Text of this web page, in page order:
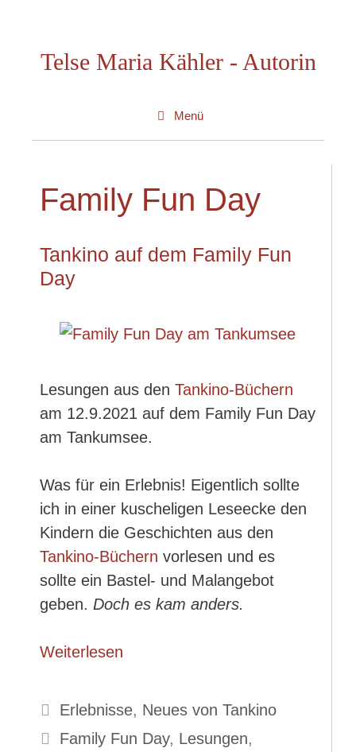
springenTelse Maria Kähler - Autorin
Menü
Family Fun Day
Tankino auf dem Family Fun
Day
Lesungen aus den Tankino-Büchern
am 12.9.2021 auf dem Family Fun Day
am Tankumsee.
Was für ein Erlebnis! Eigentlich sollte
ich in einer kuscheligen Leseecke den
Kindern die Geschichten aus den
Tankino-Büchern vorlesen und es
sollte ein Bastel- und Malangebot
geben. Doch es kam anders.
Weiterlesen
Kategorien
Erlebnisse, Neues von Tankino
Schlagwörter
Family Fun Day, Lesungen,